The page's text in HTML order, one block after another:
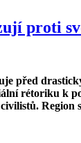
proti
před
rétoriku k
Region